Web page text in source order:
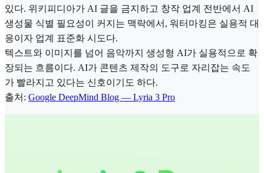
있다. 위키피디아가 AI 글을 금지하고 창작 업계 전반에서 AI
생성물 식별 필요성이 커지는 맥락에서, 워터마킹은 실용적 대
응이자 업계 표준화 시도다.
텍스트와 이미지를 넘어 음악까지 생성형 AI가 실용적으로 확
장되는 흐름이다. AI가 콘텐츠 제작의 도구로 자리잡는 속도
가 빨라지고 있다는 신호이기도 하다.
출처: Google DeepMind Blog — Lyria 3 Pro